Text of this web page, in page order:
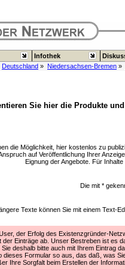
Infothek
Deutschland » Niedersachsen-Bremen »
Sie hier die Produkte
die Möglichkeit, hier kostenlos zu
auf Veröffentlichung Ihrer
Eignung der Angebote. Für
Die mit *
Texte können Sie mit einem Text-
der Erfolg des Existenzgründer-
der Einträge ab. Unser Bestreben ist es
Sie deshalb bitte auch mit Ihrem Eintrag
dieses Formular so aus, das daß, was
Ihre Sorgfalt beim Erstellen der